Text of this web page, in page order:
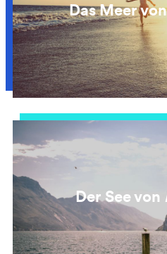
Das Meer
Der See von